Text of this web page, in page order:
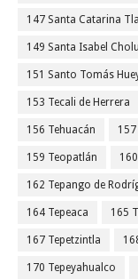
147 Santa Catarina
149 Santa Isabel
151 Santo Tomás
153 Tecali de Herrera
156 Tehuacán
159 Teopatlán
162 Tepango de
164 Tepeaca 165
167 Tepetzintla
170 Tepeyahualco